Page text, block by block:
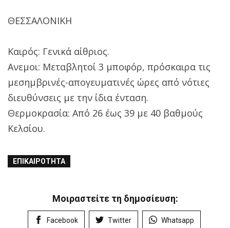
ΘΕΣΣΑΛΟΝΙΚΗ
Καιρός: Γενικά αίθριος.
Ανεμοι: Μεταβλητοί 3 μποφόρ, πρόσκαιρα τις
μεσημβρινές-απογευματινές ώρες από νότιες
διευθύνσεις με την ίδια ένταση.
Θερμοκρασία: Από 26 έως 39 με 40 βαθμούς
Κελσίου.
ΕΠΙΚΑΙΡΌΤΗΤΑ
Μοιραστείτε τη δημοσίευση:
Facebook Twitter Whatsapp